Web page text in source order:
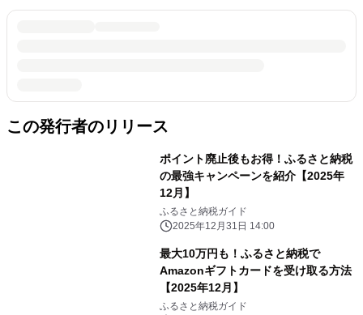
この発行者のリリース
ポイント廃止後もお得！ふるさと納税
の最強キャンペーンを紹介【2025年
12月】
ふるさと納税ガイド
2025年12月31日 14:00
最大10万円も！ふるさと納税で
Amazonギフトカードを受け取る方法
【2025年12月】
ふるさと納税ガイド